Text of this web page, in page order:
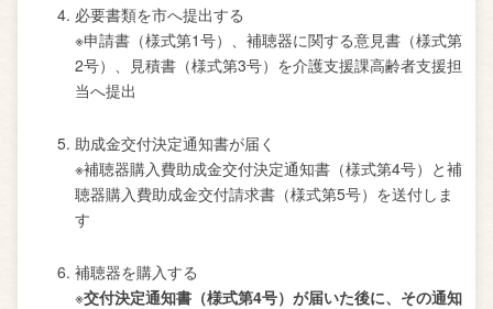
必要書類を市へ提出する
※申請書（様式第1号）、補聴器に関する意見書（様式第
2号）、見積書（様式第3号）を介護支援課高齢者支援担
当へ提出
助成金交付決定通知書が届く
※補聴器購入費助成金交付決定通知書（様式第4号）と補
聴器購入費助成金交付請求書（様式第5号）を送付しま
す
補聴器を購入する
※交付決定通知書（様式第4号）が届いた後に、その通知